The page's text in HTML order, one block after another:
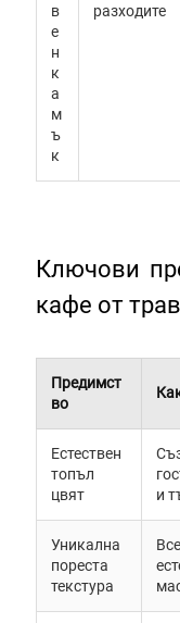
в
е
н
к
а
м
ъ
к
разходите
Ключови
кафе от
Предимст
во
Естествен
топъл
цвят
и
Уникална
пореста
текстура